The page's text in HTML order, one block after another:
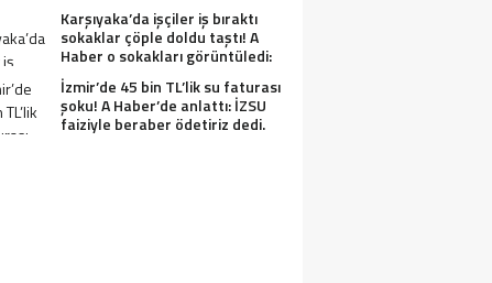
Karşıyaka’da işçiler iş bıraktı
sokaklar çöple doldu taştı! A
Haber o sokakları görüntüledi:
Fareler cirit atıyor
İzmir’de 45 bin TL’lik su faturası
şoku! A Haber’de anlattı: İZSU
faiziyle beraber ödetiriz dedi.